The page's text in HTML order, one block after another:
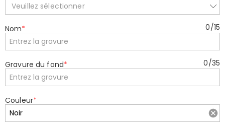
Veuillez sélectionner
Nom* 0/15
Gravure du fond* 0/35
Couleur*